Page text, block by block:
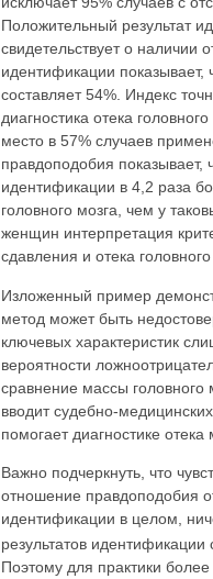
Положительный результат
свидетельствует о наличии
идентификации показывает,
составляет 54%. Индекс
диагностика отека
место в 57% случаев
правдоподобия показывает,
идентификации в 4,2 раза
головного мозга, чем у
женщин интерпретация
сдавления и отека
Изложенный пример
метод может быть
ключевых характеристик
вероятности
сравнение массы
вводит судебно-
помогает диагностике отека
Важно подчеркнуть, что
отношение правдоподобия
идентификации в целом,
результатов
Поэтому для практики